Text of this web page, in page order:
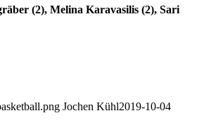
(2), Melina Karavasilis (2), Sari
Jochen Kühl2019-10-04